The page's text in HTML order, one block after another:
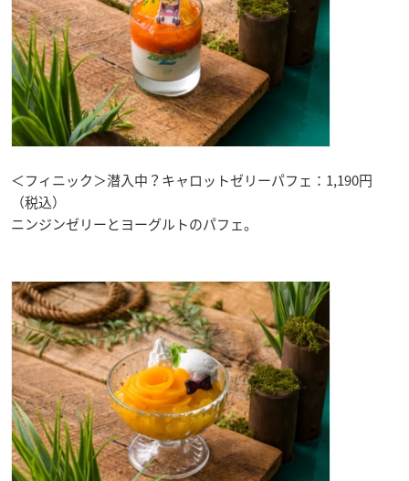
＜フィニック＞潜入中？キャロットゼリーパフェ：1,190円
（税込）
ニンジンゼリーとヨーグルトのパフェ。